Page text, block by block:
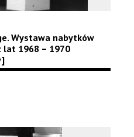
Wystawa nabytków
lat 1968 – 1970